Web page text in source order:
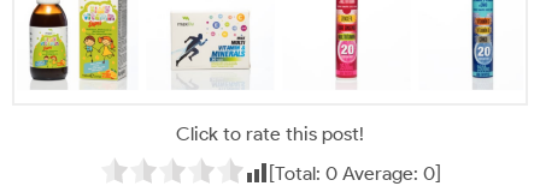
Click to rate this post!
[Total: 0Average: 0]